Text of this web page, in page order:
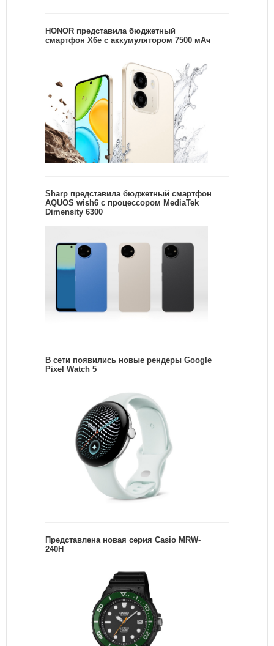
HONOR представила бюджетный
смартфон X6e с аккумулятором 7500 мАч
Sharp представила бюджетный смартфон
AQUOS wish6 с процессором MediaTek
Dimensity 6300
В сети появились новые рендеры Google
Pixel Watch 5
Представлена новая серия Casio MRW-
240H